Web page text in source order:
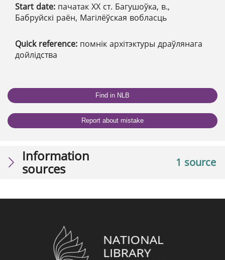
Start date: пачатак ХХ ст. Багушоўка, в.,
Бабруйскі раён, Магілёўская вобласць
Quick reference: помнік архітэктуры драўлянага
дойлідства
Find in NLB
Report about mistake
1 source
Information
sources